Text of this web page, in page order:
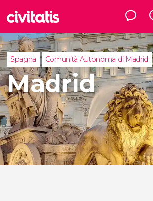
Spagna Comunità Autonoma di Madrid
Madrid